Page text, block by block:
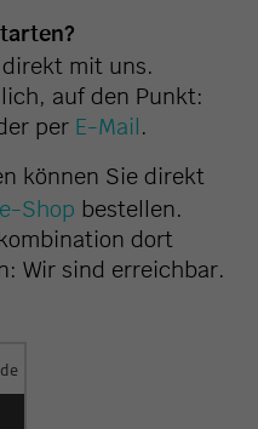
mit uns.
auf den Punkt:
per E-Mail.
können Sie direkt
Shop bestellen.
dort
Wir sind erreichbar.